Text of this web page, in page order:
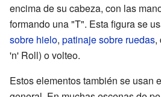
encima de su cabeza, con las
formando una "T". Esta figura se
sobre hielo, patinaje sobre ruedas,
'n' Roll) o volteo.
Estos elementos también se usan